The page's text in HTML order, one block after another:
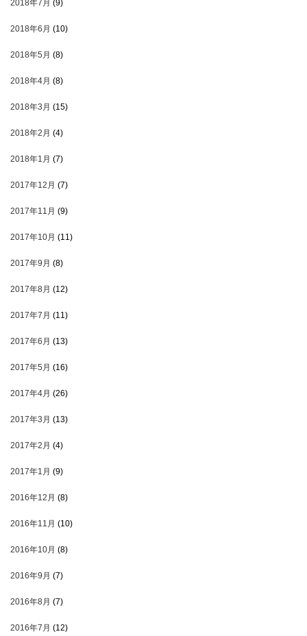
2018年7月 (9)
2018年6月 (10)
2018年5月 (8)
2018年4月 (8)
2018年3月 (15)
2018年2月 (4)
2018年1月 (7)
2017年12月 (7)
2017年11月 (9)
2017年10月 (11)
2017年9月 (8)
2017年8月 (12)
2017年7月 (11)
2017年6月 (13)
2017年5月 (16)
2017年4月 (26)
2017年3月 (13)
2017年2月 (4)
2017年1月 (9)
2016年12月 (8)
2016年11月 (10)
2016年10月 (8)
2016年9月 (7)
2016年8月 (7)
2016年7月 (12)